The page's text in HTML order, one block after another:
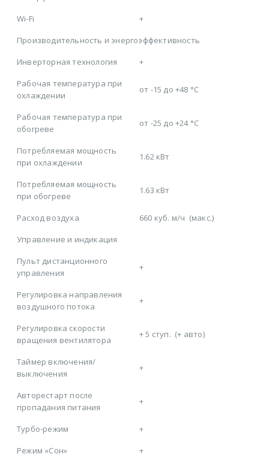
Wi-Fi
+
Производительность и энергоэффективность
Инверторная технология
+
Рабочая температура при
охлаждении
от -15 до +48 °C
Рабочая температура при
обогреве
от -25 до +24 °C
Потребляемая мощность
при охлаждении
1.62 кВт
Потребляемая мощность
при обогреве
1.63 кВт
Расход воздуха 660 куб. м/ч (макс.)
Управление и индикация
Пульт дистанционного
управления
+
Регулировка направления
воздушного потока
+
Регулировка скорости
вращения вентилятора
+5 ступ. (+ авто)
Таймер включения/
выключения
+
Авторестарт после
пропадания питания
+
Турбо-режим
+
Режим «Сон»
+